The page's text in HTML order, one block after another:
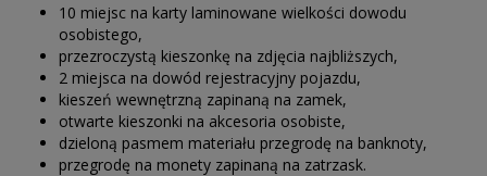
10 miejsc na karty laminowane wielkości dowodu
osobistego,
przezroczystą kieszonkę na zdjęcia najbliższych,
2 miejsca na dowód rejestracyjny pojazdu,
kieszeń wewnętrzną zapinaną na zamek,
otwarte kieszonki na akcesoria osobiste,
dzieloną pasmem materiału przegrodę na banknoty,
przegrodę na monety zapinaną na zatrzask.